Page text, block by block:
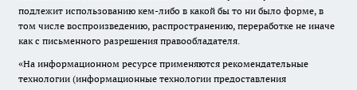
подлежит использованию кем-либо в какой бы то ни было форме, в
том числе воспроизведению, распространению, переработке не иначе
как с письменного разрешения правообладателя.
«На информационном ресурсе применяются рекомендательные
технологии (информационные технологии предоставления